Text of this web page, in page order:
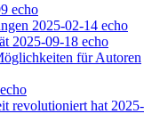
echo
2025-02-14 echo
2025-09-18 echo
für Autoren
echo
revolutioniert hat 2025-